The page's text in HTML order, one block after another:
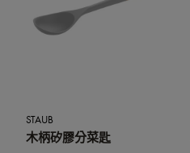
STAUB
木柄矽膠分菜匙